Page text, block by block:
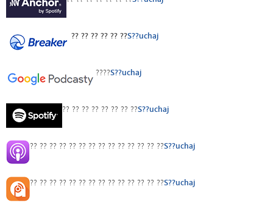
?? ?? ?? ?? ?? ??S??uchaj
????S??uchaj
?? ?? ?? ?? ?? ?? ?? ??S??uchaj
?? ?? ?? ?? ?? ?? ?? ?? ?? ?? ?? ?? ?? ??S??uchaj
?? ?? ?? ?? ?? ?? ?? ?? ?? ?? ?? ?? ?? ??S??uchaj